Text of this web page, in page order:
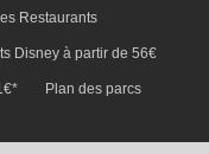
Restaurants
Disney à partir de 56€
Plan des parcs